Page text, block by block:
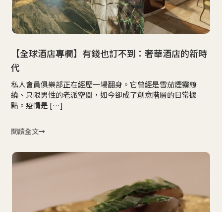
【全球酒店專欄】有錢也訂不到：奢華酒店的新時
代
私人會員俱樂部正在經歷一場翻身。它曾經是雪茄煙霧繚
繞、只限男性的老派空間，如今卻成了創意階層的日常據
點。疫情是 […]
閱讀全文